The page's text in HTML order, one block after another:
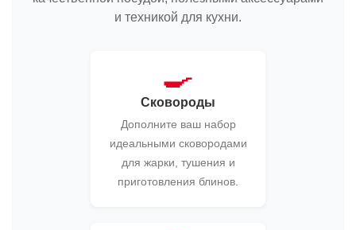
и техникой для кухни.
🍳
Сковороды
Дополните ваш набор
идеальными сковородами
для жарки, тушения и
приготовления блинов.